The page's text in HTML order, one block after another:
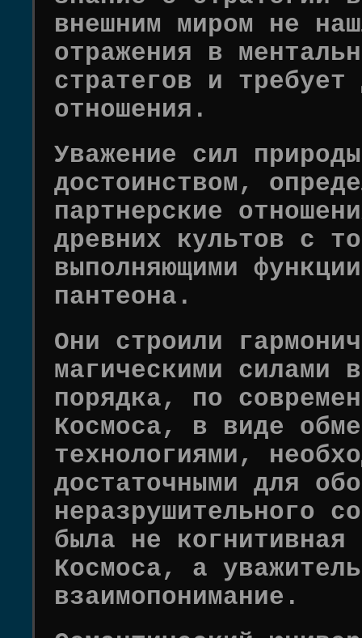
внешним миром не
отражения в
стратегов и
отношения.
Уважение сил
достоинством,
партнерские
древних культов с
выполняющими
пантеона.
Они строили
магическими силами
порядка, по
Космоса, в виде
технологиями,
достаточными для
неразрушительного
была не
Космоса, а
взаимопонимание.